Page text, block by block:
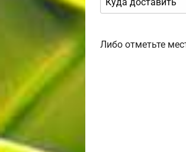
Либо отметьте